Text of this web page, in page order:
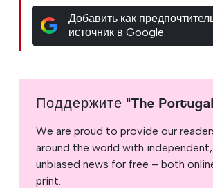
Добавить как
источник в Google
Поддержите "The Portugal
We are proud to provide our
around the world with
unbiased news for free – both
print.